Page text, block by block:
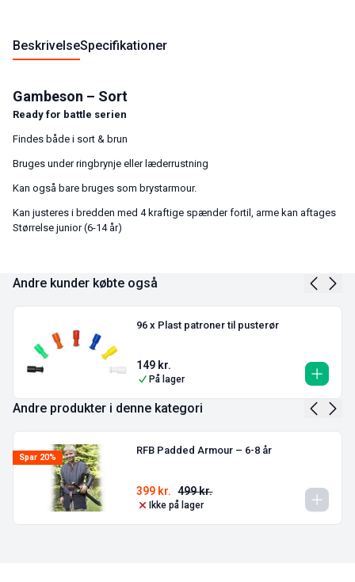
BeskrivelseSpecifikationer
Gambeson – Sort
Ready for battle serien
Findes både i sort & brun
Bruges under ringbrynje eller læderrustning
Kan også bare bruges som brystarmour.
Kan justeres i bredden med 4 kraftige spænder fortil, arme kan aftages
Størrelse junior (6-14 år)
Andre kunder købte også
96 x Plast patroner til pusterør
149 kr.
På lager
Andre produkter i denne kategori
Spar 20%
RFB Padded Armour – 6-8 år
499kr.
399 kr.
Ikke på lager